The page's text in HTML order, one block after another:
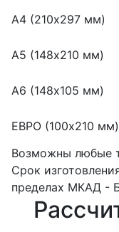
А4 (210х297 мм)
А5 (148х210 мм)
А6 (148х105 мм)
ЕВРО (100х210 мм)
Возможны любые
Срок
пределах МКАД -